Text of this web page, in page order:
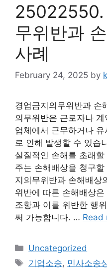
25022550.
무위반과
사례
February 24, 2025 by
경업금지의무위반과 손
의무위반은 근로자나
업체에서 근무하거나
로 인해 발생할 수 있습
실질적인 손해를 초래
주는 손해배상을 청구
지의무위반과 손해배상
위반에 따른 손해배상
조항과 이를 위반한 행
써 가능합니다. … Read
Categories
Uncategorized
Tags
기업소송, 민사소송